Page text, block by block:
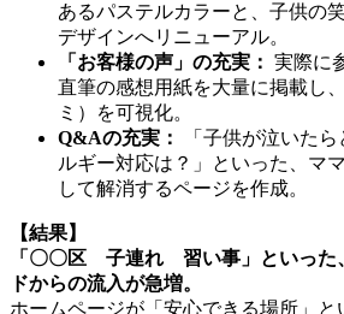
あるパステルカラーと、子供の
デザインへリニューアル。
「お客様の声」の充実： 実際に
直筆の感想用紙を大量に掲載し
ミ）を可視化。
Q&Aの充実：
「子供が泣いた
ルギー対応は？」といった、マ
して解消するページを作成。
【結果】
「〇〇区 子連れ 習い事」といった
ドからの流入が急増。
ホームページが「安心できる場所」と